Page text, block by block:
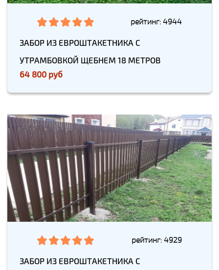
рейтинг: 4944
ЗАБОР ИЗ ЕВРОШТАКЕТНИКА С
УТРАМБОВКОЙ ЩЕБНЕМ 18 МЕТРОВ
64 800 руб
рейтинг: 4929
ЗАБОР ИЗ ЕВРОШТАКЕТНИКА С